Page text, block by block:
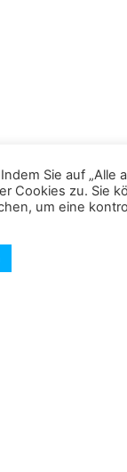
Sie auf „Alle
Cookies zu. Sie
um eine